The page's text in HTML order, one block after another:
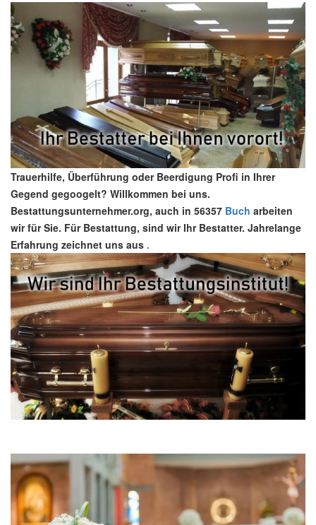
Trauerhilfe, Überführung oder Beerdigung Profi in Ihrer
Gegend gegoogelt? Willkommen bei uns.
Bestattungsunternehmer.org, auch in 56357 Buch arbeiten
wir für Sie. Für Bestattung, sind wir Ihr Bestatter. Jahrelange
Erfahrung zeichnet uns aus .